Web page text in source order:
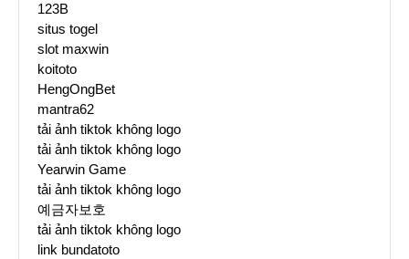
123B
situs togel
slot maxwin
koitoto
HengOngBet
mantra62
tải ảnh tiktok không logo
tải ảnh tiktok không logo
Yearwin Game
tải ảnh tiktok không logo
예금자보호
tải ảnh tiktok không logo
link bundatoto